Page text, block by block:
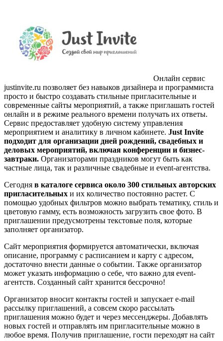
Онлайн сервис
justinvite.ru позволяет без навыков дизайнера и программиста
просто и быстро создавать стильные пригласительные и
современные сайты мероприятий, а также приглашать гостей
онлайн и в режиме реального времени получать их ответы.
Сервис предоставляет удобную систему управления
мероприятием и аналитику в личном кабинете. Just Invite
подходит для организации дней рождений, свадебных и
деловых мероприятий, включая конференции и бизнес-
завтраки. Организаторами праздников могут быть как
частные лица, так и различные свадебные и event-агентства.
Сегодня в каталоге сервиса около 300 стильных авторских
пригласительных и их количество постоянно растет. С
помощью удобных фильтров можно выбрать тематику, стиль и
цветовую гамму, есть возможность загрузить свое фото. В
приглашении предусмотрены текстовые поля, которые
заполняет организатор.
Сайт мероприятия формируется автоматически, включая
описание, программу с расписанием и карту с адресом,
достаточно внести данные о событии. Также организатор
может указать информацию о себе, что важно для event-
агентств. Созданный сайт хранится бессрочно!
Организатор вносит контакты гостей и запускает e-mail
рассылку приглашений, а совсем скоро рассылать
приглашения можно будет и через мессенджеры. Добавлять
новых гостей и отправлять им пригласительные можно в
любое время. Получив приглашение, гости переходят на сайт